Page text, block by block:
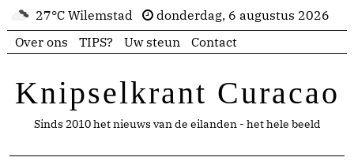
27°C Wilemstad
donderdag, 6 augustus 2026
Over ons
TIPS? Uw steun Contact
Knipselkrant Curacao
Sinds 2010 het nieuws van de eilanden - het hele beeld